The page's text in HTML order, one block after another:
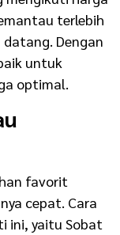
terlebih
Dengan
untuk
optimal.
favorit
cepat. Cara
ini, yaitu Sobat